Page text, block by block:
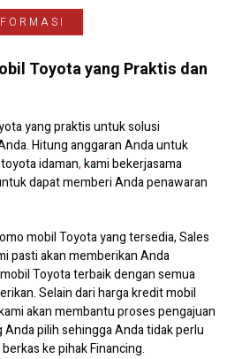
Toyota yang Praktis dan
yang praktis untuk solusi
Hitung anggaran Anda untuk
idaman,kami bekerjasama
dapat memberi Anda penawaran
mobil Toyota yang tersedia, Sales
pasti akan memberikan Anda
Toyota terbaik dengan semua
Selain dari harga kredit mobil
akan membantu proses pengajuan
pilih sehingga Anda tidak perlu
ke pihak Financing.